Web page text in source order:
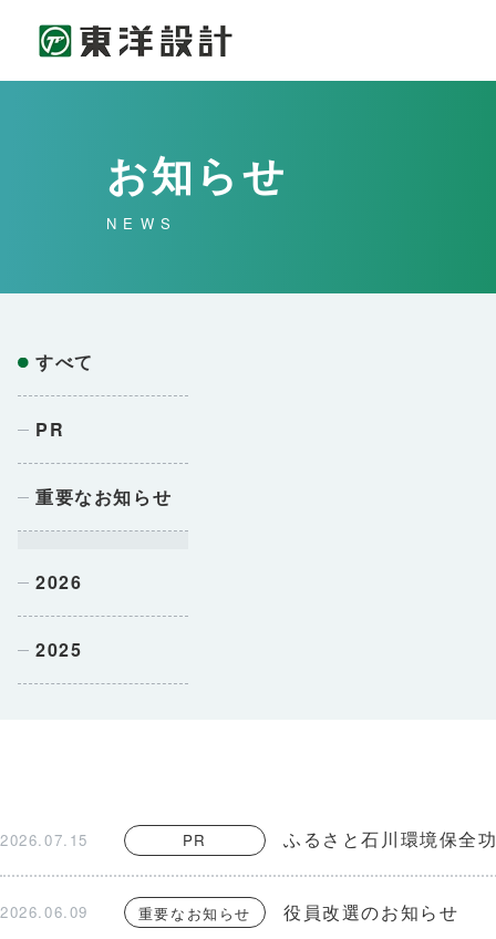
お知らせ
NEWS
すべて
PR
重要なお知らせ
2026
2025
2026.07.15 PR ふるさと石川環境保全
2026.06.09 重要なお知らせ 役員改選のお知らせ